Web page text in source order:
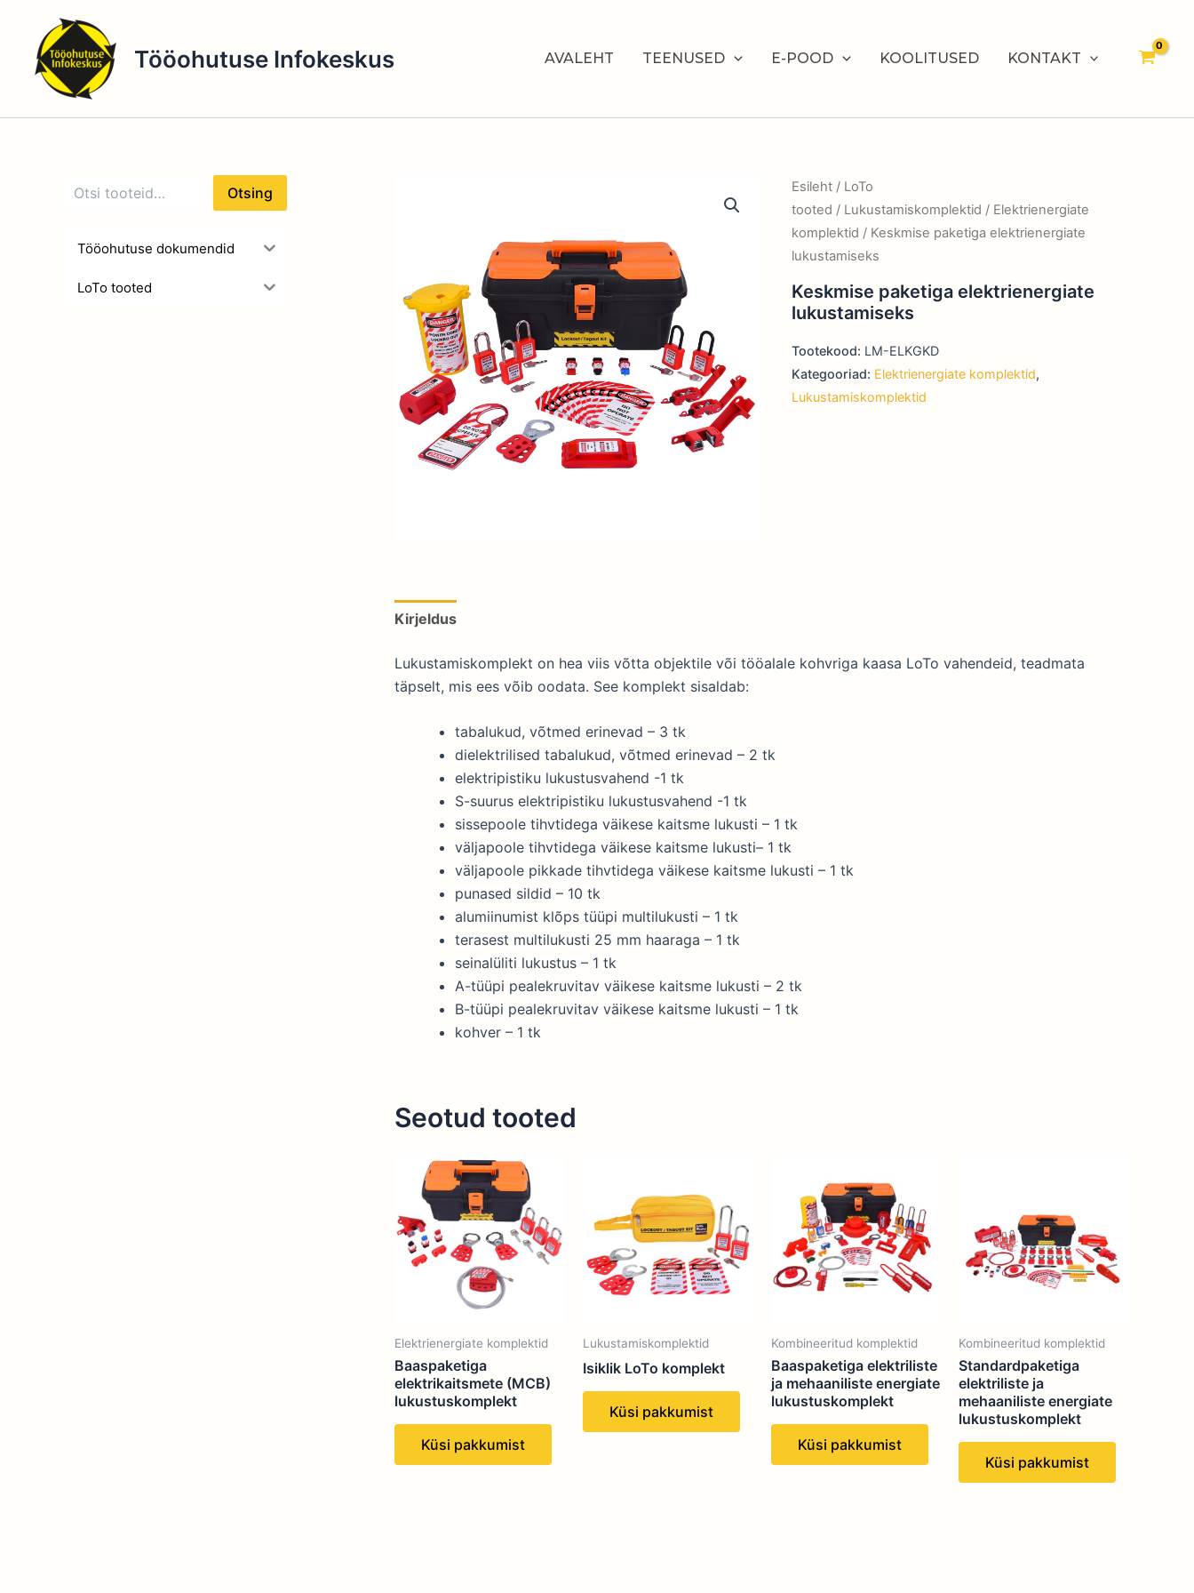
content
Tööohutuse Infokeskus AVALEHT TEENUSED E-POOD KOOLITUSED KONTAKT
t
i
g
Otsing
Tööohutuse dokumendid
LoTo tooted
Esileht/ LoTo
tooted / Lukustamiskomplektid / Elektrienergiate
komplektid / Keskmise paketiga elektrienergiate
lukustamiseks
Keskmise paketiga elektrienergiate
lukustamiseks
Tootekood: LM-ELKGKD
Kategooriad: Elektrienergiate komplektid,
Lukustamiskomplektid
Kirjeldus
Lukustamiskomplekt on hea viis võtta objektile või tööalale kohvriga kaasa LoTo vahendeid, teadmata
täpselt, mis ees võib oodata. See komplekt sisaldab:
tabalukud, võtmed erinevad – 3 tk
dielektrilised tabalukud, võtmed erinevad – 2 tk
elektripistiku lukustusvahend -1 tk
S-suurus elektripistiku lukustusvahend -1 tk
sissepoole tihvtidega väikese kaitsme lukusti – 1 tk
väljapoole tihvtidega väikese kaitsme lukusti– 1 tk
väljapoole pikkade tihvtidega väikese kaitsme lukusti – 1 tk
punased sildid – 10 tk
alumiinumist klõps tüüpi multilukusti – 1 tk
terasest multilukusti 25 mm haaraga – 1 tk
seinalüliti lukustus – 1 tk
A-tüüpi pealekruvitav väikese kaitsme lukusti – 2 tk
B-tüüpi pealekruvitav väikese kaitsme lukusti – 1 tk
kohver – 1 tk
Seotud tooted
Elektrienergiate komplektid
Baaspaketiga
elektrikaitsmete (MCB)
lukustuskomplekt
Küsi pakkumist
Lukustamiskomplektid
Isiklik LoTo komplekt
Küsi pakkumist
Kombineeritud komplektid
Baaspaketiga elektriliste
ja mehaaniliste energiate
lukustuskomplekt
Küsi pakkumist
Kombineeritud komplektid
Standardpaketiga
elektriliste ja
mehaaniliste energiate
lukustuskomplekt
Küsi pakkumist